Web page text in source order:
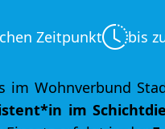
Zeitpunkt bis
im Wohnverbund
im